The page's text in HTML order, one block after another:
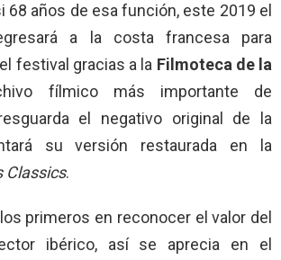
68 años de esa función, este 2019 el
a la costa francesa para
festival gracias a la Filmoteca de la
fílmico más importante de
el negativo original de la
su versión restaurada en la
Classics.
primeros en reconocer el valor del
ibérico, así se aprecia en el